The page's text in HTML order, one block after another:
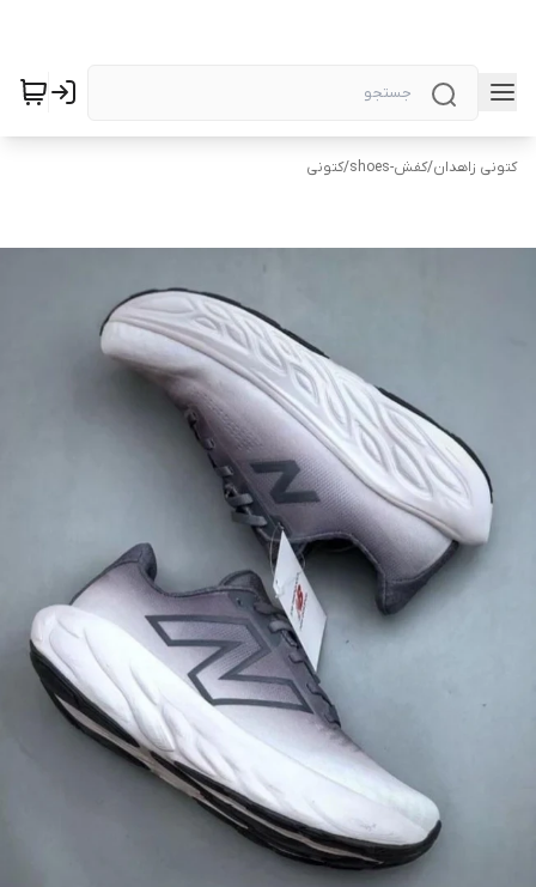
کتونی زاهدان/کفش-shoes /کتونی